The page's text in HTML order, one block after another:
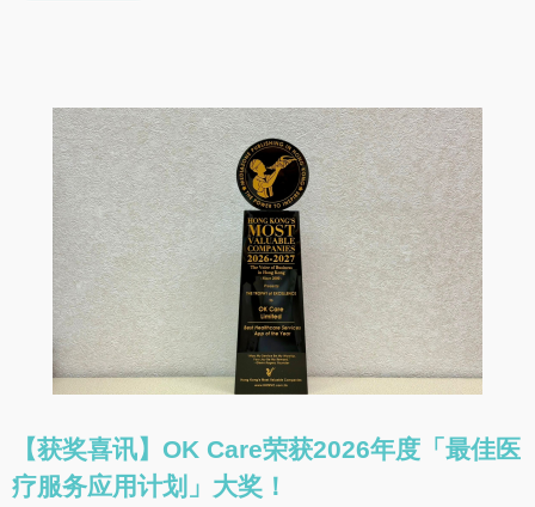
【获奖喜讯】OK Care荣获2026年度「最佳医
疗服务应用计划」大奖！